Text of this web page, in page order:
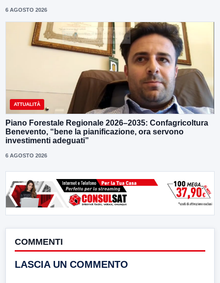
6 AGOSTO 2026
ATTUALITÀ
Piano Forestale Regionale 2026–2035: Confagricoltura
Benevento, “bene la pianificazione, ora servono
investimenti adeguati”
6 AGOSTO 2026
COMMENTI
LASCIA UN COMMENTO